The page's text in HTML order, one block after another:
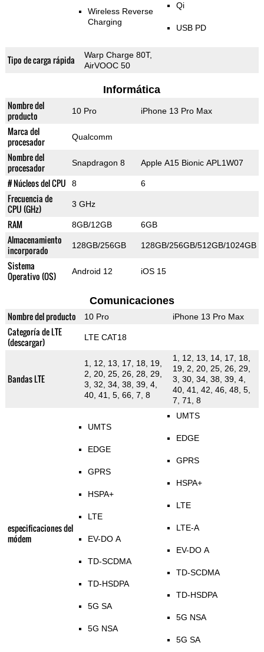
Wireless Reverse
Charging
Qi
USB PD
Tipo de carga rápida
Warp Charge 80T,
AirVOOC 50
Informática
Nombre del
producto
10 Pro iPhone 13 Pro Max
Marca del
procesador
Qualcomm
Nombre del
procesador
Snapdragon 8 Apple A15 Bionic APL1W07
# Núcleos del CPU 8 6
Frecuencia de
CPU (GHz)
3 GHz
RAM 8GB/12GB 6GB
Almacenamiento
incorporado
128GB/256GB 128GB/256GB/512GB/1024GB
Sistema
Operativo (OS)
Android 12 iOS 15
Comunicaciones
Nombre del producto 10 Pro iPhone 13 Pro Max
Categoría de LTE
(descargar)
LTE CAT18
Bandas LTE
1, 12, 13, 17, 18, 19,
2, 20, 25, 26, 28, 29,
3, 32, 34, 38, 39, 4,
40, 41, 5, 66, 7, 8
1, 12, 13, 14, 17, 18,
19, 2, 20, 25, 26, 29,
3, 30, 34, 38, 39, 4,
40, 41, 42, 46, 48, 5,
7, 71, 8
especificaciones del
módem
UMTS
EDGE
GPRS
HSPA+
LTE
EV-DO A
TD-SCDMA
TD-HSDPA
5G SA
5G NSA
UMTS
EDGE
GPRS
HSPA+
LTE
LTE-A
EV-DO A
TD-SCDMA
TD-HSDPA
5G NSA
5G SA